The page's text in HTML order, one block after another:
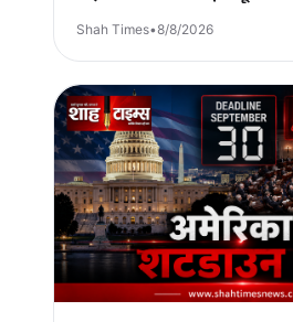
Shah Times•8/8/2026